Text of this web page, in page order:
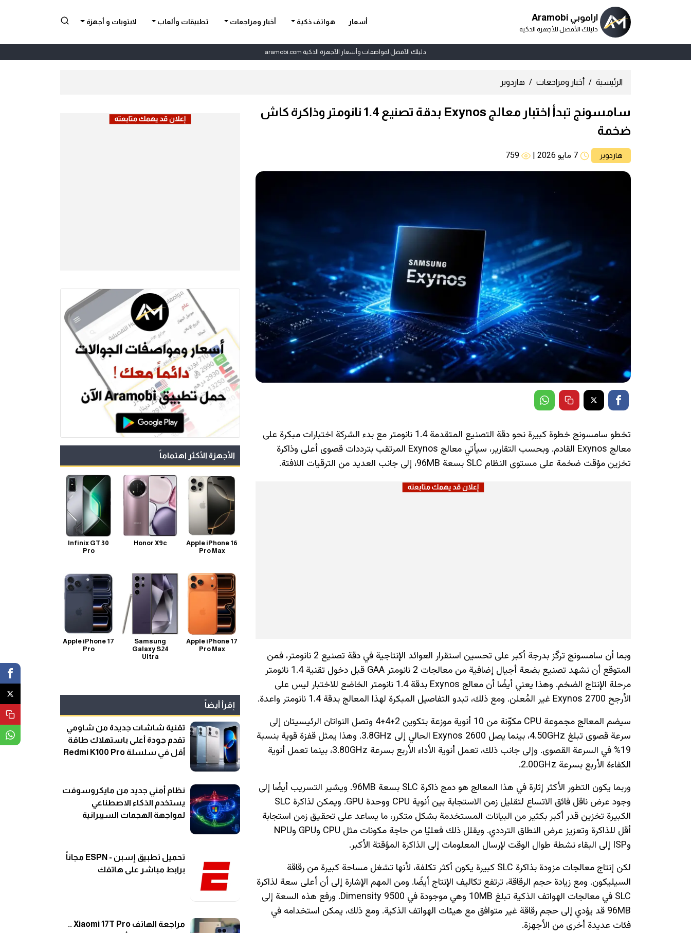
اراموبي Aramobi
دليلك الأفضل للأجهزة الذكية
أسعار هواتف ذكية أخبار ومراجعات تطبيقات وألعاب لابتوبات و أجهزة
دليلك الأفضل لمواصفات وأسعار الأجهزة الذكية aramobi.com
الرئيسية أخبار ومراجعات هاردوير
سامسونج تبدأ اختبار معالج Exynos بدقة تصنيع 1.4 نانومتر وذاكرة كاش
ضخمة
هاردوير 7 مايو 2026 |
759
تخطو سامسونج خطوة كبيرة نحو دقة التصنيع المتقدمة 1.4 نانومتر مع بدء الشركة اختبارات مبكرة على
معالج Exynos القادم. وبحسب التقارير، سيأتي معالج Exynos المرتقب بترددات قصوى أعلى وذاكرة
تخزين مؤقت ضخمة على مستوى النظام SLC بسعة 96MB، إلى جانب العديد من الترقيات اللافتة.
وبما أن سامسونج تركّز بدرجة أكبر على تحسين استقرار العوائد الإنتاجية في دقة تصنيع 2 نانومتر، فمن
المتوقع أن نشهد تصنيع بضعة أجيال إضافية من معالجات 2 نانومتر GAA قبل دخول تقنية 1.4 نانومتر
مرحلة الإنتاج الضخم. وهذا يعني أيضًا أن معالج Exynos بدقة 1.4 نانومتر الخاضع للاختبار ليس على
الأرجح Exynos 2700 غير المُعلن. ومع ذلك، تبدو التفاصيل المبكرة لهذا المعالج بدقة 1.4 نانومتر واعدة.
سيضم المعالج مجموعة CPU مكوّنة من 10 أنوية موزعة بتكوين 2+4+4 وتصل النواتان الرئيسيتان إلى
سرعة قصوى تبلغ 4.50GHz، بينما يصل Exynos 2600 الحالي إلى 3.8GHz. وهذا يمثل قفزة قوية بنسبة
19% في السرعة القصوى. وإلى جانب ذلك، تعمل أنوية الأداء الأربع بسرعة 3.80GHz، بينما تعمل أنوية
الكفاءة الأربع بسرعة 2.00GHz.
وربما يكون التطور الأكثر إثارة في هذا المعالج هو دمج ذاكرة SLC بسعة 96MB. ويشير التسريب أيضًا إلى
وجود عرض ناقل فائق الاتساع لتقليل زمن الاستجابة بين أنوية CPU ووحدة GPU. ويمكن لذاكرة SLC
الكبيرة تخزين قدر أكبر بكثير من البيانات المستخدمة بشكل متكرر، ما يساعد على تحقيق زمن استجابة
أقل للذاكرة وتعزيز عرض النطاق الترددي. ويقلل ذلك فعليًا من حاجة مكونات مثل CPU وGPU وNPU
وISP إلى البقاء نشطة طوال الوقت لإرسال المعلومات إلى الذاكرة المؤقتة الأكبر.
لكن إنتاج معالجات مزودة بذاكرة SLC كبيرة يكون أكثر تكلفة، لأنها تشغل مساحة كبيرة من رقاقة
السيليكون. ومع زيادة حجم الرقاقة، ترتفع تكاليف الإنتاج أيضًا. ومن المهم الإشارة إلى أن أعلى سعة لذاكرة
SLC في معالجات الهواتف الذكية تبلغ 10MB وهي موجودة في Dimensity 9500. ورفع هذه السعة إلى
96MB قد يؤدي إلى حجم رقاقة غير متوافق مع هيئات الهواتف الذكية. ومع ذلك، يمكن استخدامه في
فئات عديدة أخرى من الأجهزة.
الأجهزة الأكثر اهتماماً
Apple iPhone 16
Pro Max
Honor X9c
Infinix GT 30
Pro
Apple iPhone 17
Pro Max
Samsung
Galaxy S24
Ultra
Apple iPhone 17
Pro
إقرأ أيضاً
تقنية شاشات جديدة من شاومي
تقدم جودة أعلى باستهلاك طاقة
أقل في سلسلة Redmi K100 Pro
نظام أمني جديد من مايكروسوفت
يستخدم الذكاء الاصطناعي
لمواجهة الهجمات السيبرانية
تحميل تطبيق إسبن - ESPN مجاناً
برابط مباشر على هاتفك
مراجعة الهاتف Xiaomi 17T Pro ..